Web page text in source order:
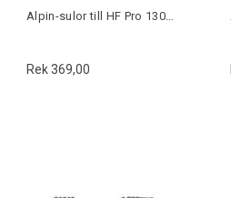
Alpin-sulor till HF Pro 130/105W (1 par)
Rek 369,00